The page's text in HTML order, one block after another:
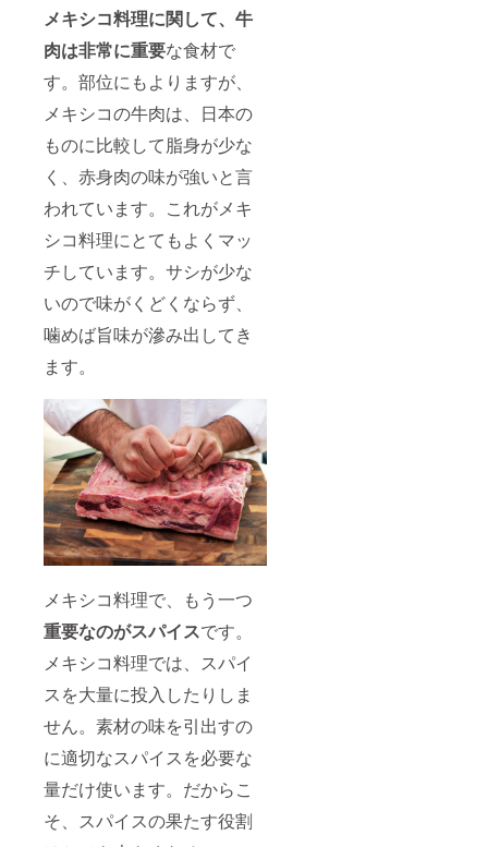
メキシコ料理に関して、牛
肉は非常に重要な食材で
す。部位にもよりますが、
メキシコの牛肉は、日本の
ものに比較して脂身が少な
く、赤身肉の味が強いと言
われています。これがメキ
シコ料理にとてもよくマッ
チしています。サシが少な
いので味がくどくならず、
噛めば旨味が滲み出してき
ます。
メキシコ料理で、もう一つ
重要なのがスパイスです。
メキシコ料理では、スパイ
スを大量に投入したりしま
せん。素材の味を引出すの
に適切なスパイスを必要な
量だけ使います。だからこ
そ、スパイスの果たす役割